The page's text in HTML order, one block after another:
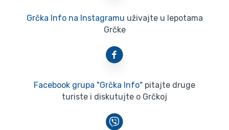
Grčka Info na Instagramu uživajte u lepotama
Grčke
Facebook grupa "Grčka Info" pitajte druge
turiste i diskutujte o Grčkoj